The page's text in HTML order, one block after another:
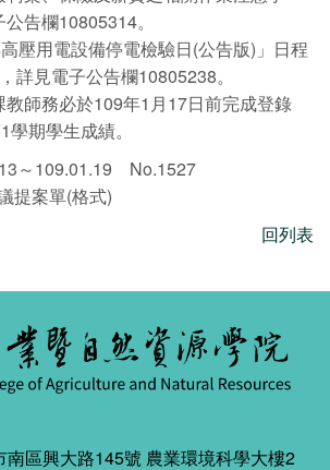
告欄10805314。
壓用電設備停電檢驗日(公告版)」日程
詳見電子公告欄10805238。
教師務必於109年1月17日前完成登錄
期學生成績。
～109.01.19 No.1527
提案單(格式)
回列表
區興大路145號 農業環境科學大樓2